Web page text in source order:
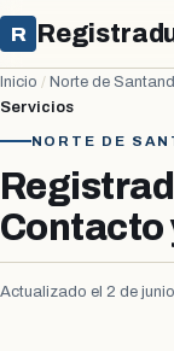
R
Inicio / Norte de
Servicios
NORTE DE
Contacto
Actualizado el 2 de